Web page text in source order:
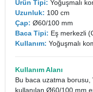
Ürün Tipi: Yoğuşmalı
Uzunluk: 100 cm
Çap: Ø60/100 mm
Baca Tipi: Eş merkezli
Kullanım: Yoğuşmalı
Kullanım Alanı
Bu baca uzatma borusu,
kullanılan Ø60/100 mm